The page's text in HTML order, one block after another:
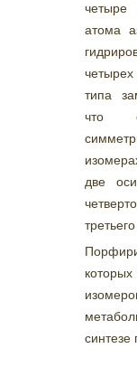
атома
типа
что
две
синтезе